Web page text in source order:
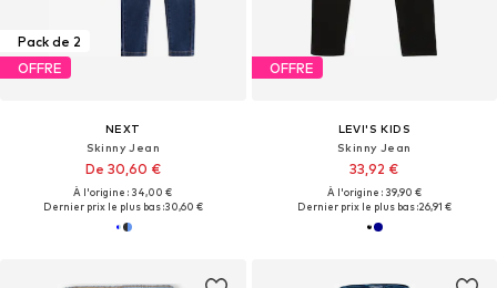
Pack de 2
OFFRE
NEXT
Skinny Jean
De 30,60 €
À l'origine : 34,00 €
Dernier prix le plus bas :30,60 €
OFFRE
LEVI'S KIDS
Skinny Jean
33,92 €
À l'origine : 39,90 €
Dernier prix le plus bas :26,91 €